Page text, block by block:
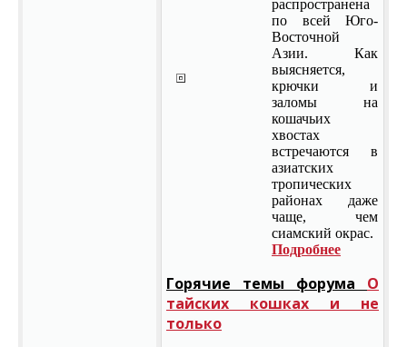
распространена
по всей Юго-
Восточной
Азии. Как
выясняется,
крючки и
заломы на
кошачьих
хвостах
встречаются в
азиатских
тропических
районах даже
чаще, чем
сиамский окрас.
Подробнее
Горячие темы форума О
тайских кошках и не
только